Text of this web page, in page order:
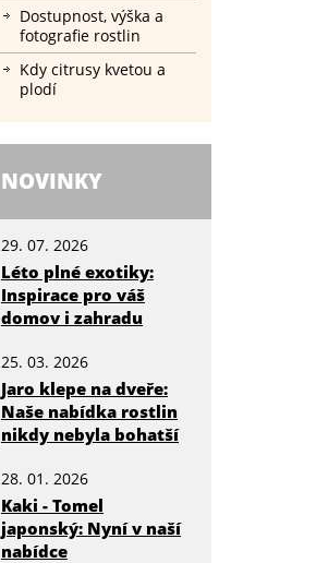
Dostupnost, výška a
fotografie rostlin
Kdy citrusy kvetou a
plodí
NOVINKY
29. 07. 2026
Léto plné exotiky:
Inspirace pro váš
domov i zahradu
25. 03. 2026
Jaro klepe na dveře:
Naše nabídka rostlin
nikdy nebyla bohatší
28. 01. 2026
Kaki - Tomel
japonský: Nyní v naší
nabídce